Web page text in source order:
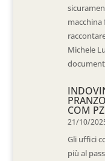
Michele
COM PZ
21/10/
Gli uffici
più al